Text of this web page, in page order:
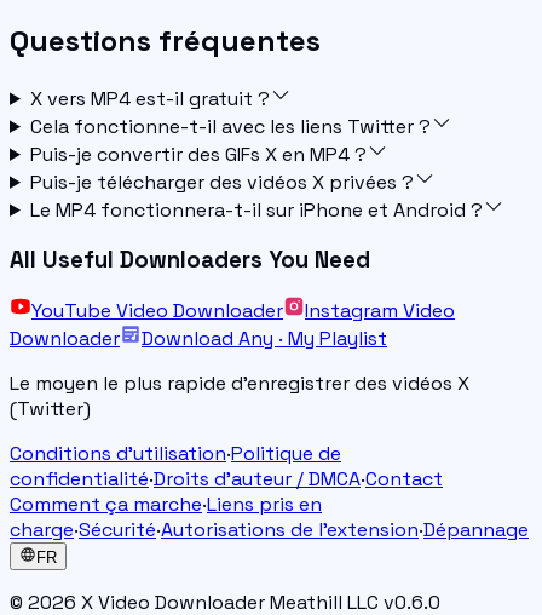
Questions fréquentes
X vers MP4 est-il gratuit ?
Cela fonctionne-t-il avec les liens Twitter ?
Puis-je convertir des GIFs X en MP4 ?
Puis-je télécharger des vidéos X privées ?
Le MP4 fonctionnera-t-il sur iPhone et Android ?
All Useful Downloaders You Need
YouTube Video Downloader
Instagram Video
Downloader
Download Any · My Playlist
Le moyen le plus rapide d'enregistrer des vidéos X
(Twitter)
Conditions d'utilisation·Politique de
confidentialité·Droits d’auteur / DMCA·Contact
Comment ça marche·Liens pris en
charge·Sécurité·Autorisations de l'extension·Dépannage
FR
© 2026 X Video DownloaderMeathill LLC v0.6.0